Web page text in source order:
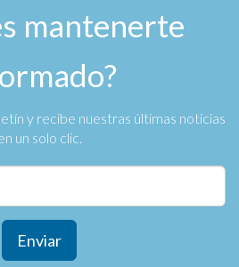
mantenerte
y recibe nuestras últimas noticias
un solo clic.
Enviar